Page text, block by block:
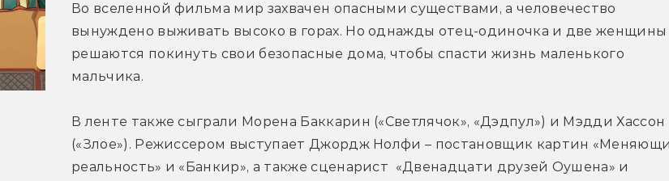
Во вселенной фильма мир захвачен опасными существами, а человечество
вынуждено выживать высоко в горах. Но однажды отец-одиночка и две женщины
решаются покинуть свои безопасные дома, чтобы спасти жизнь маленького
мальчика.
В ленте также сыграли Морена Баккарин («Светлячок», «Дэдпул») и Мэдди Хассон
(«Злое»). Режиссером выступает Джордж Нолфи – постановщик картин
реальность» и «Банкир», а также сценарист  «Двенадцати друзей Оушена» и